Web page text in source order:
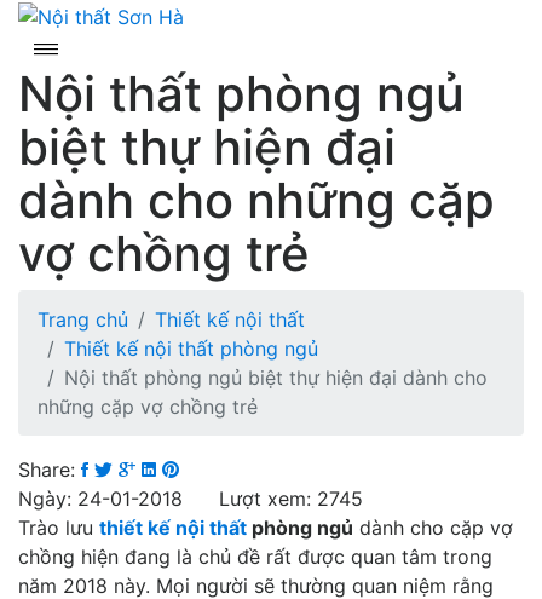
Skip
content
Nội thất phòng ngủ
biệt thự hiện đại
dành cho những cặp
vợ chồng trẻ
Trang chủ
Thiết kế nội thất
Thiết kế nội thất phòng ngủ
Nội thất phòng ngủ biệt thự hiện đại dành cho
những cặp vợ chồng trẻ
Share:
Ngày: 24-01-2018 Lượt xem: 2745
Trào lưu thiết kế nội thất phòng ngủ dành cho cặp vợ
chồng hiện đang là chủ đề rất được quan tâm trong
năm 2018 này. Mọi người sẽ thường quan niệm rằng